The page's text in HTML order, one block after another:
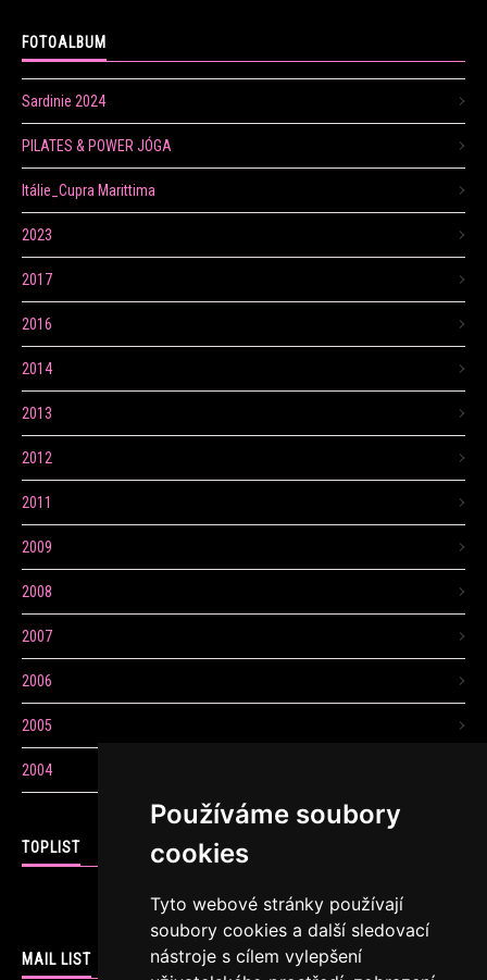
Používáme soubory
cookies
Tyto webové stránky používají
soubory cookies a další sledovací
nástroje s cílem vylepšení
FOTOALBUM
Sardinie 2024
PILATES & POWER JÓGA
Itálie_Cupra Marittima
2023
2017
2016
2014
2013
2012
2011
2009
2008
2007
2006
2005
2004
TOPLIST
MAIL LIST